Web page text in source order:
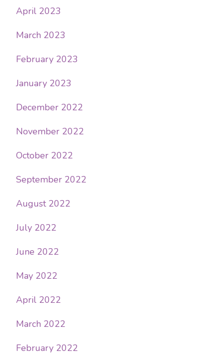
April 2023
March 2023
February 2023
January 2023
December 2022
November 2022
October 2022
September 2022
August 2022
July 2022
June 2022
May 2022
April 2022
March 2022
February 2022